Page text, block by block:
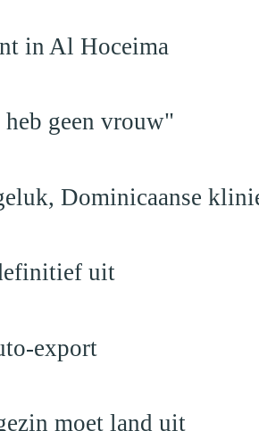
in Al Hoceima
geen vrouw"
Dominicaanse
uit
export
moet land uit